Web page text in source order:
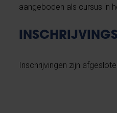
aangeboden als cursus in
Inschrijvingen zijn